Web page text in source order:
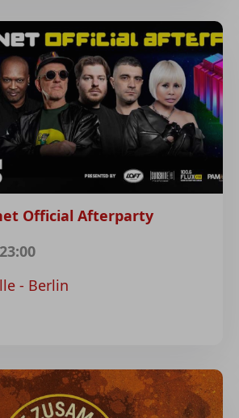
Official Afterparty
23:00
- Berlin